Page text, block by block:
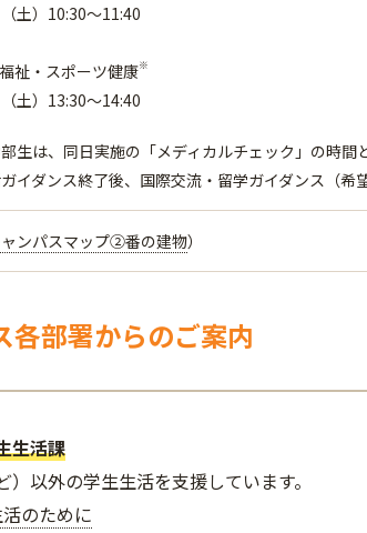
）10:30～11:40
祉・スポーツ健康※
）13:30～14:40
生は、同日実施の「メディカルチェック」の時間
イダンス終了後、国際交流・留学ガイダンス（希
ンパスマップ②番の建物）
各部署からのご案内
生活課
以外の学生生活を支援しています。
のために